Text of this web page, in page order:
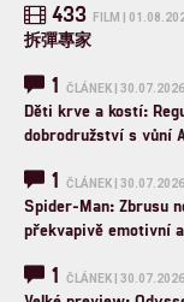
433 FILM |
拆彈專家
1 ČLÁNEK |
Děti krve a kostí:
dobrodružství s vůní
1 ČLÁNEK |
Spider-Man: Zbrusu
překvapivě emotivní
1 ČLÁNEK |